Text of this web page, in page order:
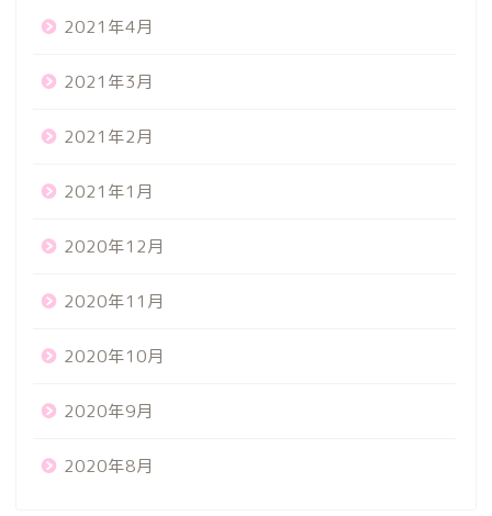
2021年4月
2021年3月
2021年2月
2021年1月
2020年12月
2020年11月
2020年10月
2020年9月
2020年8月